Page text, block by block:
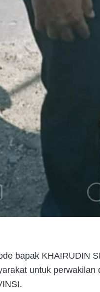
bapak KHAIRUDIN
untuk